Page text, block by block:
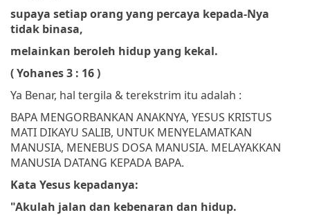
supaya setiap orang yang percaya kepada-Nya
tidak binasa,
melainkan beroleh hidup yang kekal.
( Yohanes 3 : 16 )
Ya Benar, hal tergila & terekstrim itu adalah :
BAPA MENGORBANKAN ANAKNYA, YESUS KRISTUS
MATI DIKAYU SALIB, UNTUK MENYELAMATKAN
MANUSIA, MENEBUS DOSA MANUSIA. MELAYAKKAN
MANUSIA DATANG KEPADA BAPA.
Kata Yesus kepadanya:
"Akulah jalan dan kebenaran dan hidup.